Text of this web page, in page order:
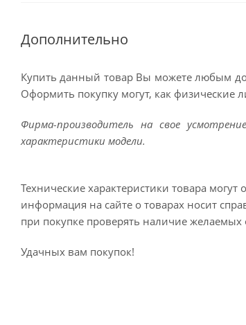
Дополнительно
Купить данный товар Вы можете любым
Оформить покупку могут, как физические
Фирма-производитель на свое
характеристики модели.
Технические характеристики товара
информация на сайте о товарах носит
при покупке проверять наличие желаемых
Удачных вам покупок!